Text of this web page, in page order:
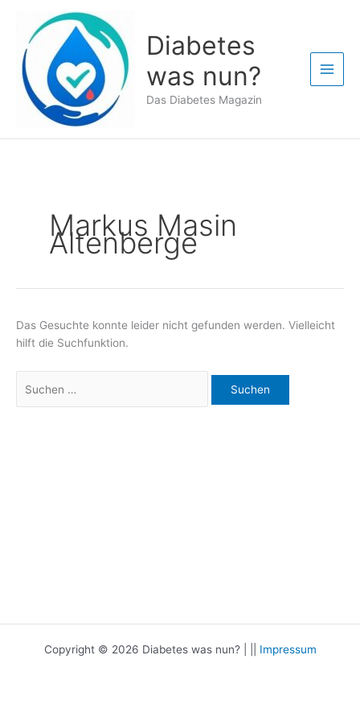
springen
Diabetes
was nun?
Das Diabetes Magazin
Markus Masin
Altenberge
Das Gesuchte konnte leider nicht gefunden werden. Vielleicht
hilft die Suchfunktion.
nach:
Copyright © 2026 Diabetes was nun? | || Impressum